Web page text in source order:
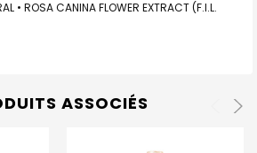
• ROSA CANINA FLOWER EXTRACT (F.I.L.
ASSOCIÉS